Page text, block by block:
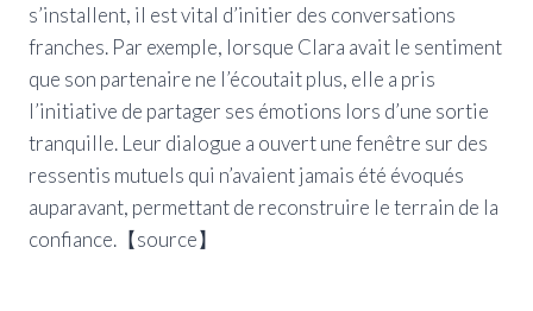
s’installent, il est vital d’initier des conversations
franches. Par exemple, lorsque Clara avait le sentiment
que son partenaire ne l’écoutait plus, elle a pris
l’initiative de partager ses émotions lors d’une sortie
tranquille. Leur dialogue a ouvert une fenêtre sur des
ressentis mutuels qui n’avaient jamais été évoqués
auparavant, permettant de reconstruire le terrain de la
confiance.【source】